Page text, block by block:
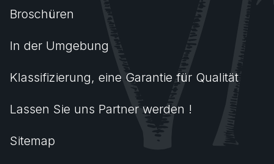
Broschüren
In der Umgebung
Klassifizierung, eine Garantie für Qualität
Lassen Sie uns Partner werden !
Sitemap